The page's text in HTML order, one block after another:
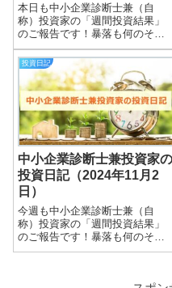
本日も中小企業診断士兼（自
称）投資家の「週間投資結果」
のご報告です！暴落も何のそ
の、細々やっている投資結果を
皆さまと共有できればと思いま
す＾＾実際の保有株式数量や現
在の損益状況も記載していま
す。大したこと無い金額しか保
有していませんので期待...
投資日記
中小企業診断士兼投資家の
投資日記（2024年11月2
日）
今週も中小企業診断士兼（自
称）投資家の「週間投資結果」
のご報告です！暴落も何のそ
の、細々やっている投資結果を